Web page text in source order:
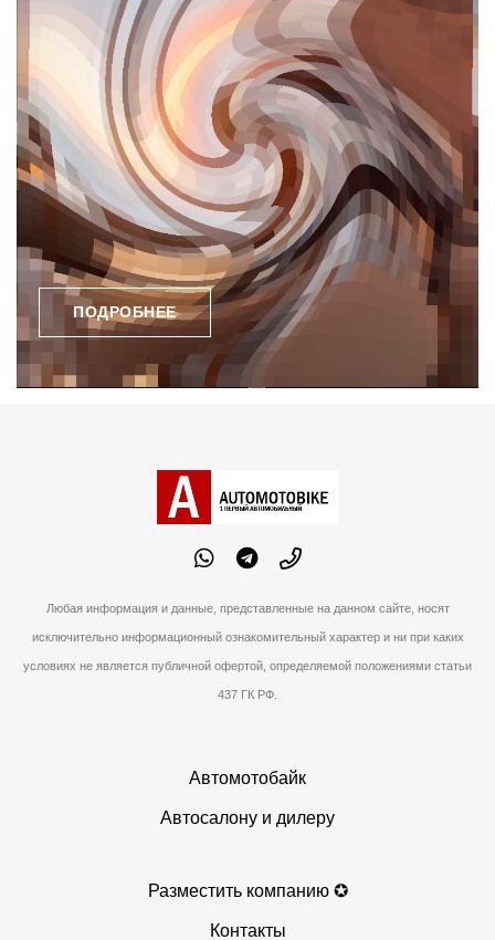
ПОДРОБНЕЕ
Любая информация и данные, представленные на данном сайте, носят
исключительно информационный ознакомительный характер и ни при каких
условиях не является публичной офертой, определяемой положениями статьи
437 ГК РФ.
Автомотобайк
Автосалону и дилеру
Разместить компанию ✪
Контакты